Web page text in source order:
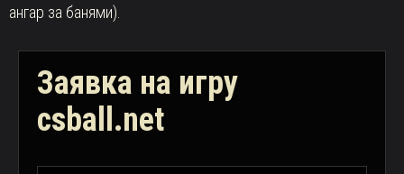
ангар за банями).
Заявка на игру
csball.net